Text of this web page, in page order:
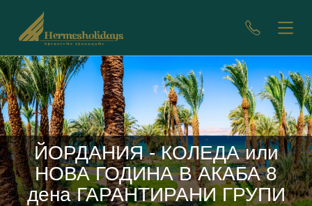
ЙОРДАНИЯ - КОЛЕДА или
НОВА ГОДИНА В АКАБА 8
денаГАРАНТИРАНИ ГРУПИ